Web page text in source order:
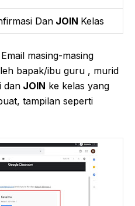
DanJOIN Kelas
masing-masing
bapak/ibu guru , murid
dan JOIN ke kelas yang
tampilan seperti